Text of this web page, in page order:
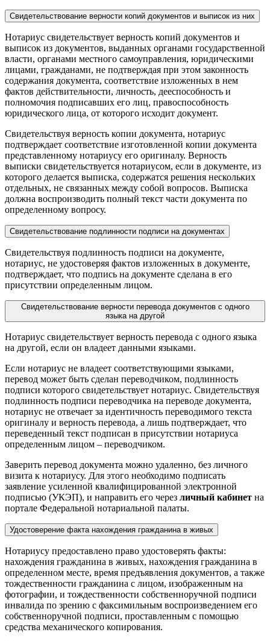
Свидетельствование верности копий документов и выписок из них
Нотариус свидетельствует верность копий документов и
выписок из документов, выданных органами государственной
власти, органами местного самоуправления, юридическими
лицами, гражданами, не подтверждая при этом законность
содержания документа, соответствие изложенных в нем
фактов действительности, личность, дееспособность и
полномочия подписавших его лиц, правоспособность
юридического лица, от которого исходит документ.
Свидетельствуя верность копии документа, нотариус
подтверждает соответствие изготовленной копии документа
представленному нотариусу его оригиналу. Верность
выписки свидетельствуется нотариусом, если в документе, из
которого делается выписка, содержатся решения нескольких
отдельных, не связанных между собой вопросов. Выписка
должна воспроизводить полный текст части документа по
определенному вопросу.
Свидетельствование подлинности подписи на документах
Свидетельствуя подлинность подписи на документе,
нотариус, не удостоверяя фактов изложенных в документе,
подтверждает, что подпись на документе сделана в его
присутствии определенным лицом.
Свидетельствование верности перевода документов с одного
языка на другой
Нотариус свидетельствует верность перевода с одного языка
на другой, если он владеет данными языками.
Если нотариус не владеет соответствующими языками,
перевод может быть сделан переводчиком, подлинность
подписи которого свидетельствует нотариус. Свидетельствуя
подлинность подписи переводчика на переводе документа,
нотариус не отвечает за идентичность переводимого текста
оригиналу и верность перевода, а лишь подтверждает, что
переведенный текст подписан в присутствии нотариуса
определенным лицом – переводчиком.
Заверить перевод документа можно удаленно, без личного
визита к нотариусу. Для этого необходимо подписать
заявление усиленной квалифицированной электронной
подписью (УКЭП), и направить его через личный кабинет на
портале Федеральной нотариальной палаты.
Удостоверение факта нахождения гражданина в живых
Нотариусу предоставлено право удостоверять факты:
нахождения гражданина в живых, нахождения гражданина в
определенном месте, время предъявления документов, а также
тождественности гражданина с лицом, изображенным на
фотографии, и тождественности собственноручной подписи
инвалида по зрению с факсимильным воспроизведением его
собственноручной подписи, проставленным с помощью
средства механического копирования.